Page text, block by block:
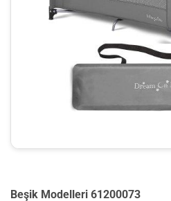
Beşik Modelleri 61200073